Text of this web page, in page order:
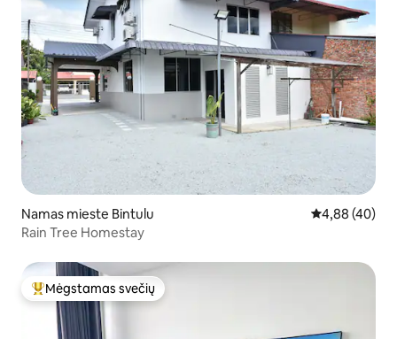
Namas mieste Bintulu Vidutinis
4,88 (40)
Rain Tree Homestay
Svečių mėgstamiausias
Mėgstamas svečių